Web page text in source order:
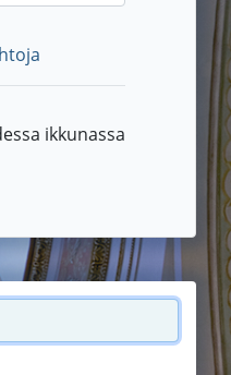
ikkunassa